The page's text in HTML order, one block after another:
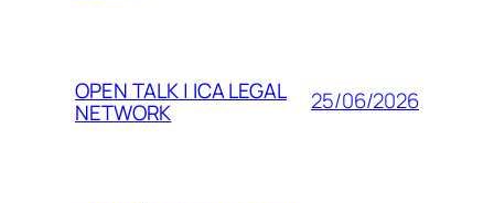
OPEN TALK | ICA LEGAL
NETWORK 25/06/2026